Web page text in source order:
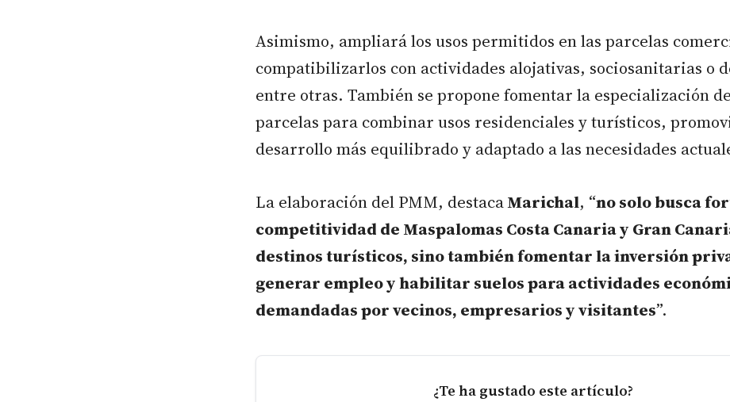
Asimismo, ampliará los usos permitidos en las parcelas
compatibilizarlos con actividades alojativas, sociosanitarias o
entre otras. También se propone fomentar la especialización
parcelas para combinar usos residenciales y turísticos,
desarrollo más equilibrado y adaptado a las necesidades
La elaboración del PMM, destacaMarichal, “no solo busca
competitividad de Maspalomas Costa Canaria y Gran
destinos turísticos, sino también fomentar la inversión
generar empleo y habilitar suelos para actividades
demandadas por vecinos, empresarios y visitantes”.
¿Te ha gustado este artículo?